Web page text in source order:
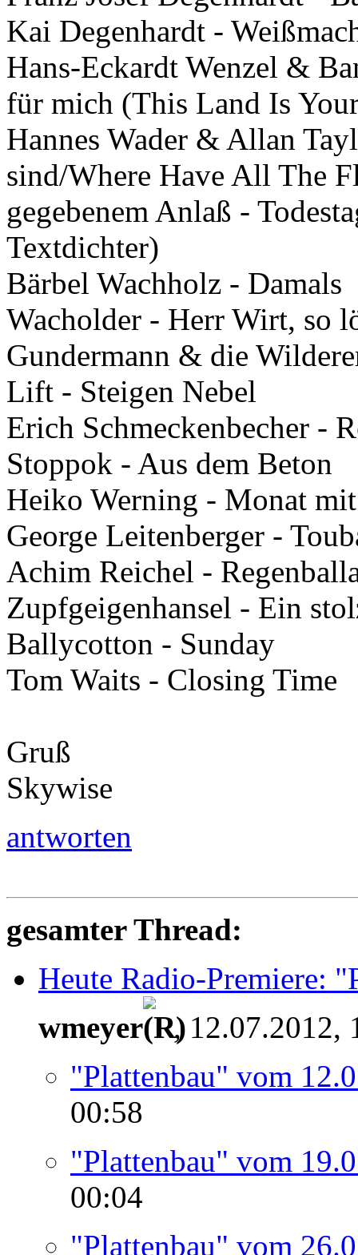
Kai Degenhardt -
Hans-Eckardt Wenzel &
für mich (This Land Is
Hannes Wader & Allan
sind/Where Have All The
gegebenem Anlaß -
Textdichter)
Bärbel Wachholz - Damals
Wacholder - Herr Wirt, so
Gundermann & die
Lift - Steigen Nebel
Erich Schmeckenbecher -
Stoppok - Aus dem Beton
Heiko Werning - Monat
George Leitenberger -
Achim Reichel -
Zupfgeigenhansel - Ein
Ballycotton - Sunday
Tom Waits - Closing Time
Gruß
Skywise
antworten
gesamter Thread:
Heute Radio-Premiere:
wmeyer
, 12.07.2012,
"Plattenbau" vom
00:58
"Plattenbau" vom
00:04
"Plattenbau" vom